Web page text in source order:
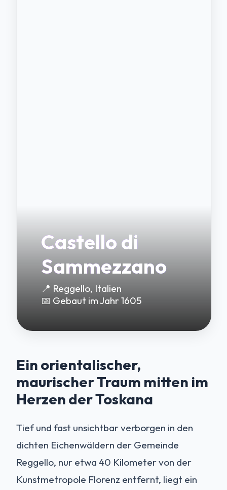
Castello di
Sammezzano
📍 Reggello, Italien
📅 Gebaut im Jahr 1605
Ein orientalischer,
maurischer Traum mitten im
Herzen der Toskana
Tief und fast unsichtbar verborgen in den
dichten Eichenwäldern der Gemeinde
Reggello, nur etwa 40 Kilometer von der
Kunstmetropole Florenz entfernt, liegt ein